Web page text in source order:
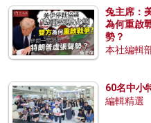
兔主席：
為何重啟
勢？
本社編輯
60名中小
編輯精選